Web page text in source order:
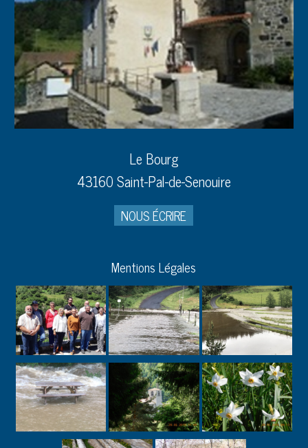
Le Bourg
43160 Saint-Pal-de-Senouire
NOUS ÉCRIRE
Mentions Légales